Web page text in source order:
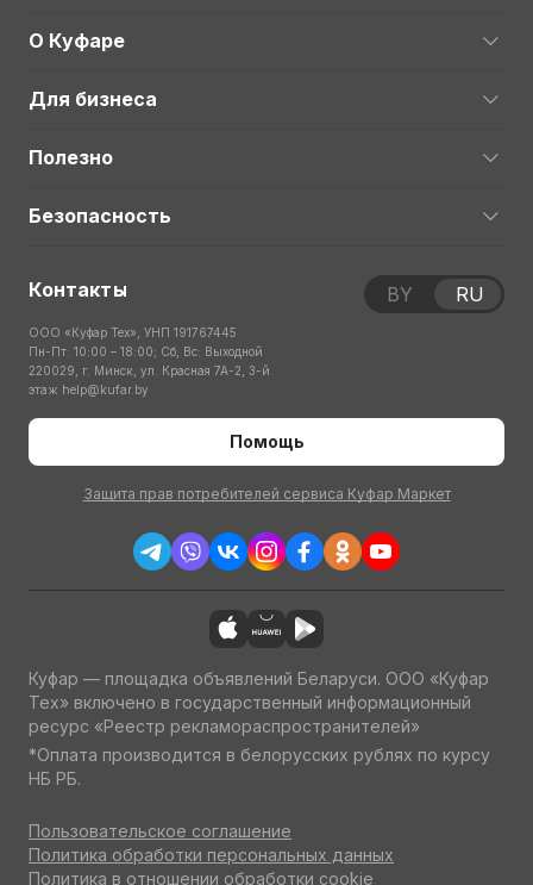
О Куфаре
Для бизнеса
Полезно
Безопасность
Контакты
ООО «Куфар Тех», УНП 191767445
Пн-Пт: 10:00 – 18:00; Сб, Вс: Выходной
220029, г. Минск, ул. Красная 7А-2, 3-й
этаж help@kufar.by
Помощь
Защита прав потребителей сервиса Куфар Маркет
BY RU
Куфар — площадка объявлений Беларуси. ООО «Куфар
Тех» включено в государственный информационный
ресурс «Реестр рекламораспространителей»
*Оплата производится в белорусских рублях по курсу
НБ РБ.
Пользовательское соглашение
Политика обработки персональных данных
Политика в отношении обработки cookie